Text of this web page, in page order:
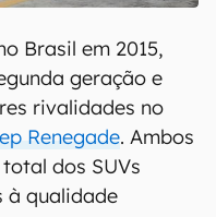
Brasil em 2015,
geração e
rivalidades no
Renegade. Ambos
dos SUVs
à qualidade